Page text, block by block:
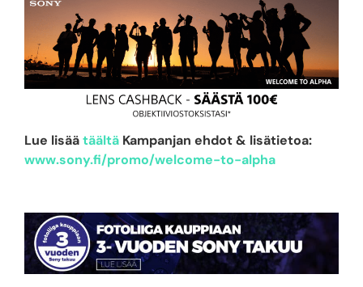
Lue lisäätäältä Kampanjan ehdot & lisätietoa:
www.sony.fi/promo/welcome-to-alpha